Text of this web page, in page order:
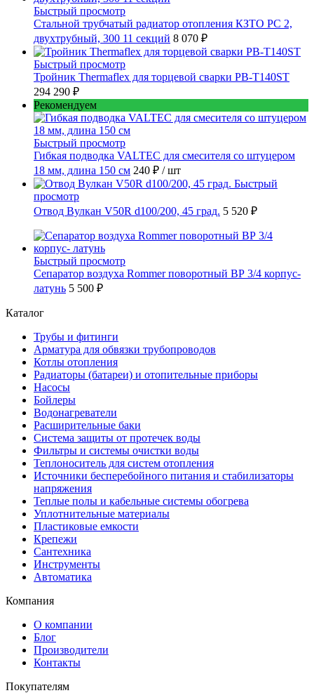
Быстрый просмотр
Стальной трубчатый радиатор отопления КЗТО РС 2,
двухтрубный, 300 11 секций 8 070 ₽
Быстрый просмотр
Тройник Thermaflex для торцевой сварки PB-T140ST
294 290 ₽
Рекомендуем
Быстрый просмотр
Гибкая подводка VALTEC для смесителя со штуцером
18 мм, длина 150 см 240 ₽ / шт
Быстрый
просмотр
Отвод Вулкан V50R d100/200, 45 град. 5 520 ₽
Быстрый просмотр
Сепаратор воздуха Rommer поворотный ВР 3/4 корпус-
латунь 5 500 ₽
Каталог
Трубы и фитинги
Арматура для обвязки трубопроводов
Котлы отопления
Радиаторы (батареи) и отопительные приборы
Насосы
Бойлеры
Водонагреватели
Расширительные баки
Система защиты от протечек воды
Фильтры и системы очистки воды
Теплоноситель для систем отопления
Источники бесперебойного питания и стабилизаторы
напряжения
Теплые полы и кабельные системы обогрева
Уплотнительные материалы
Пластиковые емкости
Крепежи
Сантехника
Инструменты
Автоматика
Компания
О компании
Блог
Производители
Контакты
Покупателям